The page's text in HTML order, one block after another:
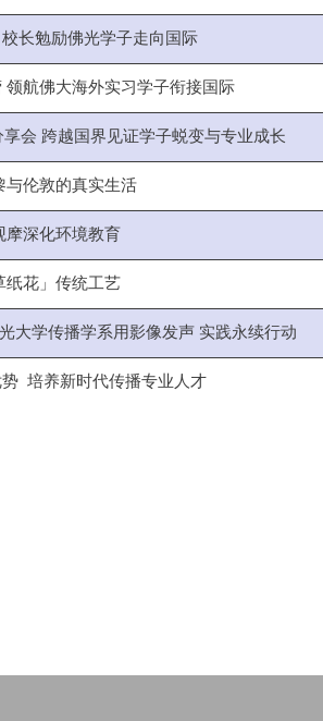
长勉励佛光学子走向国际
航佛大海外实习学子衔接国际
会 跨越国界见证学子蜕变与专业成长
与伦敦的真实生活
摩深化环境教育
纸花」传统工艺
大学传播学系用影像发声 实践永续行动
培养新时代传播专业人才